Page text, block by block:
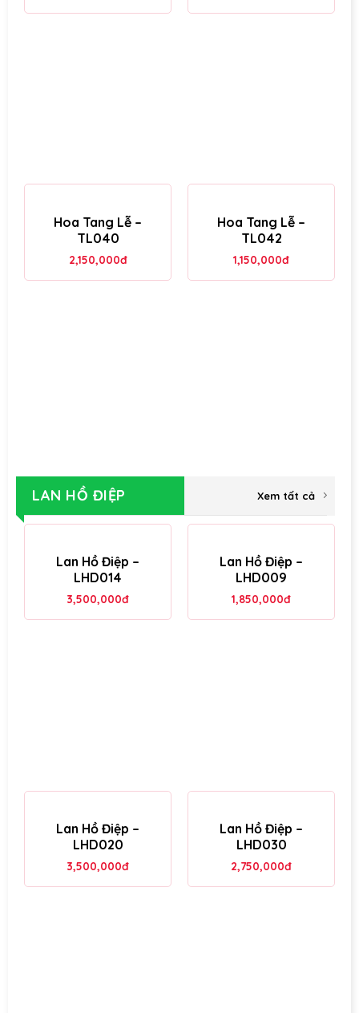
Hoa Tang Lễ –
TL040
2,150,000đ
Hoa Tang Lễ –
TL042
1,150,000đ
LAN HỒ ĐIỆP Xem tất cả
Lan Hồ Điệp –
LHD014
3,500,000đ
Lan Hồ Điệp –
LHD009
1,850,000đ
Lan Hồ Điệp –
LHD020
3,500,000đ
Lan Hồ Điệp –
LHD030
2,750,000đ